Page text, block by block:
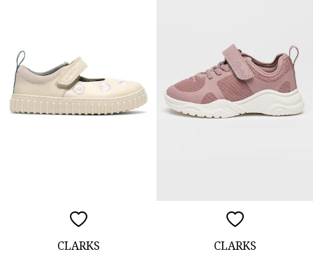
CLARKS CLARKS